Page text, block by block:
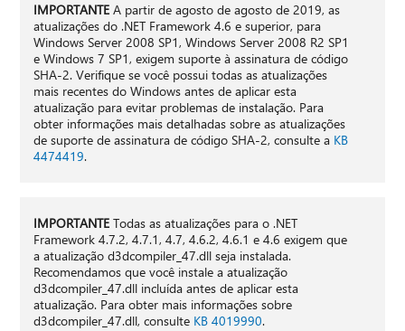
IMPORTANTEA partir de agosto de agosto de 2019, as
atualizações do .NET Framework 4.6 e superior, para
Windows Server 2008 SP1, Windows Server 2008 R2 SP1
e Windows 7 SP1, exigem suporte à assinatura de código
SHA-2. Verifique se você possui todas as atualizações
mais recentes do Windows antes de aplicar esta
atualização para evitar problemas de instalação. Para
obter informações mais detalhadas sobre as atualizações
de suporte de assinatura de código SHA-2, consulte a KB
4474419.
IMPORTANTETodas as atualizações para o .NET
Framework 4.7.2, 4.7.1, 4.7, 4.6.2, 4.6.1 e 4.6 exigem que
a atualização d3dcompiler_47.dll seja instalada.
Recomendamos que você instale a atualização
d3dcompiler_47.dll incluída antes de aplicar esta
atualização. Para obter mais informações sobre
d3dcompiler_47.dll, consulte KB 4019990.